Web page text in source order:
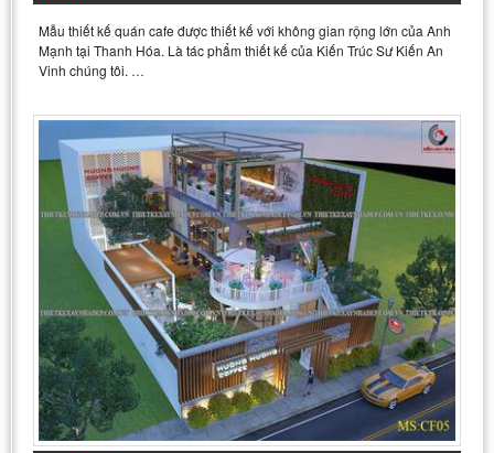
Mẫu thiết kế quán cafe được thiết kế với không gian rộng lớn của Anh
Mạnh tại Thanh Hóa. Là tác phẩm thiết kế của Kiến Trúc Sư Kiến An
Vinh chúng tôi. …